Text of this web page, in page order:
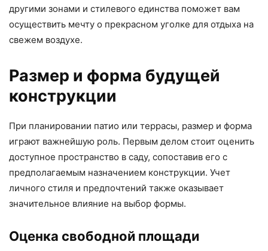
другими зонами и стилевого единства поможет вам
осуществить мечту о прекрасном уголке для отдыха на
свежем воздухе.
Размер и форма будущей
конструкции
При планировании патио или террасы, размер и форма
играют важнейшую роль. Первым делом стоит оценить
доступное пространство в саду, сопоставив его с
предполагаемым назначением конструкции. Учет
личного стиля и предпочтений также оказывает
значительное влияние на выбор формы.
Оценка свободной площади